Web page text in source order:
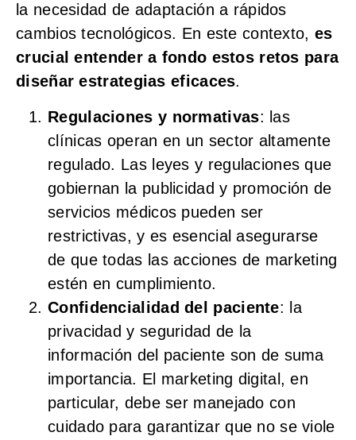
la necesidad de adaptación a rápidos
cambios tecnológicos. En este contexto, es
crucial entender a fondo estos retos para
diseñar estrategias eficaces.
Regulaciones y normativas: las
clínicas operan en un sector altamente
regulado. Las leyes y regulaciones que
gobiernan la publicidad y promoción de
servicios médicos pueden ser
restrictivas, y es esencial asegurarse
de que todas las acciones de marketing
estén en cumplimiento.
Confidencialidad del paciente: la
privacidad y seguridad de la
información del paciente son de suma
importancia. El marketing digital, en
particular, debe ser manejado con
cuidado para garantizar que no se viole